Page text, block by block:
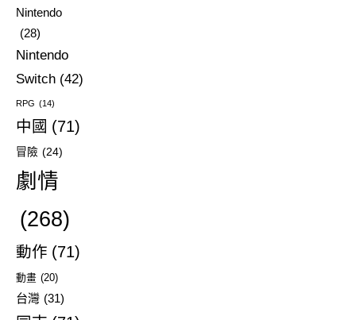
Nintendo
(28)
Nintendo
Switch (42)
RPG (14)
中國 (71)
冒險 (24)
劇情
(268)
動作 (71)
動畫 (20)
台灣 (31)